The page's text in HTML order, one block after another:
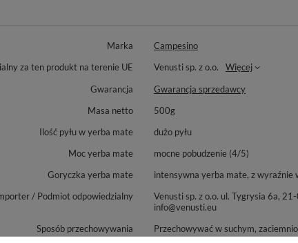
Marka
Campesino
za ten produkt na terenie UE
Venusti sp. z o.o.
Więcej
Gwarancja
Gwarancja sprzedawcy
Masa netto
500g
Ilość pyłu w yerba mate
dużo pyłu
Moc yerba mate
mocne pobudzenie (4/5)
Goryczka yerba mate
intensywna yerba mate, z wyraźnie
/ Podmiot odpowiedzialny
Venusti sp. z o.o. ul. Tygrysia 6a,
info@venusti.eu
Sposób przechowywania
Przechowywać w suchym,